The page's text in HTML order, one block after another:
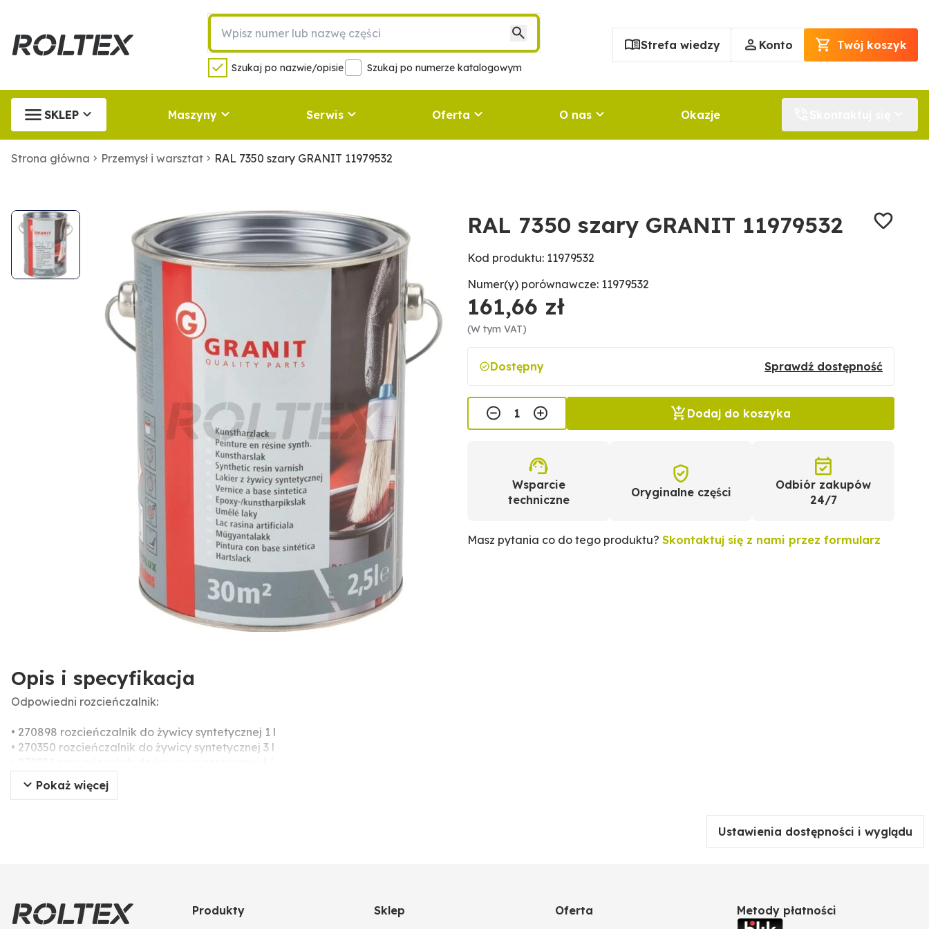
Szukaj po nazwie/opisie Szukaj po numerze katalogowym
Strefa wiedzy Konto Twój koszyk
SKLEP Maszyny Serwis Oferta O nas Okazje
Strona główna Przemysł i warsztat RAL 7350 szary GRANIT 11979532
RAL 7350 szary GRANIT 11979532
Kod produktu: 11979532
Numer(y) porównawcze: 11979532
161,66 zł
(W tym VAT)
Dostępny Sprawdź dostępność
Dodaj do koszyka
Wsparcie
techniczne
Oryginalne części
Odbiór zakupów
24/7
Masz pytania co do tego produktu? Skontaktuj się z nami przez formularz
Opis i specyfikacja
Odpowiedni rozcieńczalnik:
• 270898 rozcieńczalnik do żywicy syntetycznej 1 l
• 270350 rozcieńczalnik do żywicy syntetycznej 3 l
• 270352 rozcieńczalnik do żywicy syntetycznej 12 l
Pokaż więcej
Ustawienia dostępności i wyglądu
Produkty Sklep Oferta Metody płatności